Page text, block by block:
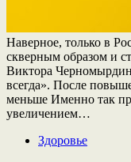
Наверное, только в
скверным образом и
Виктора
всегда». После
меньше Именно так
увеличением…
Здоровье